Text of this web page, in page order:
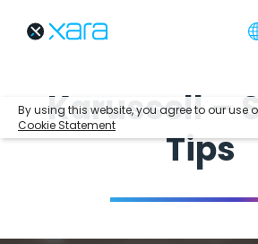
By using this website, you agree to our use
Cookie Statement
Karussell –
Tips